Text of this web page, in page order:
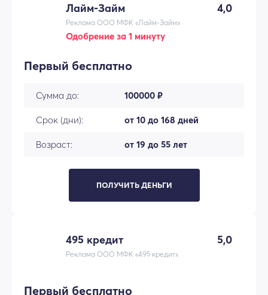
Лайм-Займ 4,0
Реклама ООО МФК «Лайм-Займ»
Одобрение за 1 минуту
Первый бесплатно
Сумма до: 100000 ₽
Срок (дни): от 10 до 168 дней
Возраст: от 19 до 55 лет
ПОЛУЧИТЬ ДЕНЬГИ
495 кредит 5,0
Реклама ООО МФК «495 кредит»
Первый бесплатно